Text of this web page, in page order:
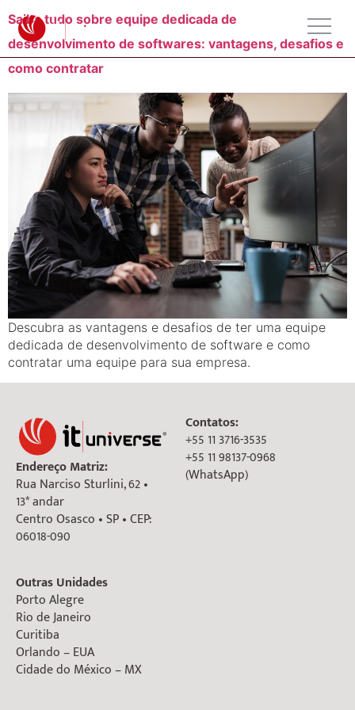
Saiba tudo sobre equipe dedicada de
desenvolvimento de softwares: vantagens, desafios e
como contratar
Descubra as vantagens e desafios de ter uma equipe
dedicada de desenvolvimento de software e como
contratar uma equipe para sua empresa.
Endereço Matriz:
Rua Narciso Sturlini, 62 •
13* andar
Centro Osasco • SP • CEP:
06018-090
Outras Unidades
Porto Alegre
Rio de Janeiro
Curitiba
Orlando – EUA
Cidade do México – MX
Contatos:
+55 11 3716-3535
+55 11 98137-0968
(WhatsApp)